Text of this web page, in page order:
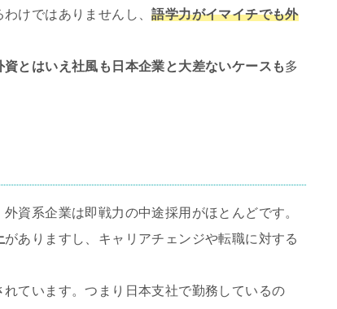
けではありませんし、語学力がイマイチでも外
資とはいえ社風も日本企業と大差ないケースも多
資系企業は即戦力の中途採用がほとんどです。
がありますし、キャリアチェンジや転職に対する
れています。つまり日本支社で勤務しているの